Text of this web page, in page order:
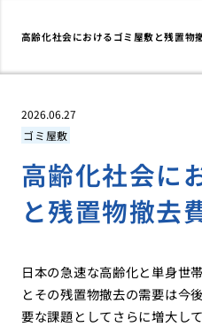
高齢化社会におけるゴミ屋敷と残置物
2026.06.27
ゴミ屋敷
高齢化社会に
と残置物撤去
日本の急速な高齢化と単身世
とその残置物撤去の需要は今
要な課題としてさらに増大し